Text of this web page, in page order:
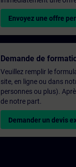
Envoyez une offre
Demande de
Veuillez remplir le
site, en ligne ou dans
personnes ou plus).
de notre part.
Demander un devis